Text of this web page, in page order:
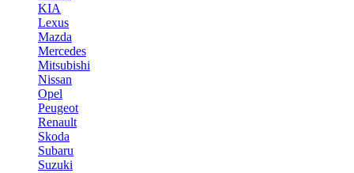
KIA
Lexus
Mazda
Mercedes
Mitsubishi
Nissan
Opel
Peugeot
Renault
Skoda
Subaru
Suzuki